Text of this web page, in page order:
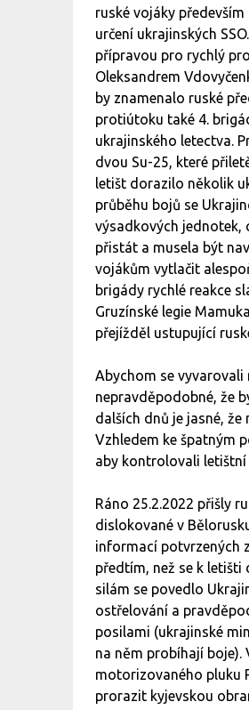
ruské vojáky
určení ukrajinských
přípravou pro rychlý
Oleksandrem
by znamenalo ruské
protiútoku také 4.
ukrajinského letectva.
dvou Su-25, které
letišt dorazilo několik
průběhu bojů se
výsadkových jednotek,
přistát a musela být
vojákům vytlačit
brigády rychlé reakce
Gruzínské legie
přejížděl ustupující
Abychom se
nepravděpodobné, že
dalších dnů je jasné,
Vzhledem ke špatným
aby kontrolovali
Ráno 25.2.2022 přišly
dislokované v
informací potvrzených
předtím, než se k
silám se povedlo
ostřelování a
posilami (ukrajinské
na něm probíhají
motorizovaného pluku
prorazit kyjevskou